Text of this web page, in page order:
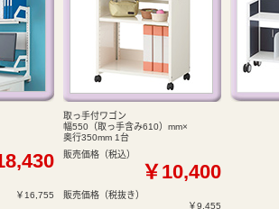
￥16,755
取っ手付ワゴン
幅550（取っ手含み610）mm×
奥行350mm 1台
販売価格（税込）
￥10,400
販売価格（税抜き）
￥9,455